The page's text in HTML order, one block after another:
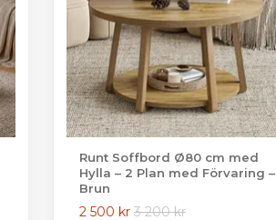
Runt Soffbord Ø80 cm med
Hylla – 2 Plan med Förvaring –
Brun
2 500 kr 3 200 kr